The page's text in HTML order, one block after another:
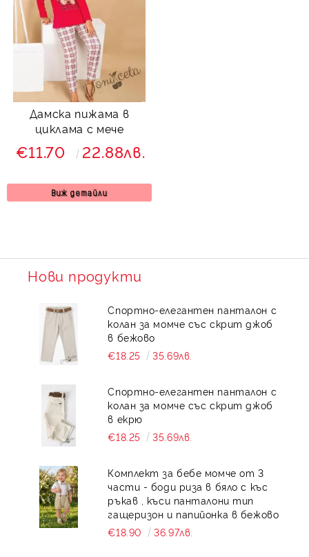
Дамска пижама в
циклама с мече
€11.70 22.88лв.
Виж детайли
Нови продукти
Спортно-елегантен панталон с
колан за момче със скрит джоб
в бежово
€18.25
35.69лв.
Спортно-елегантен панталон с
колан за момче със скрит джоб
в екрю
€18.25
35.69лв.
Комплект за бебе момче от 3
части - боди риза в бяло с къс
ръкав , къси панталони тип
гащеризон и папийонка в бежово
€18.90
36.97лв.